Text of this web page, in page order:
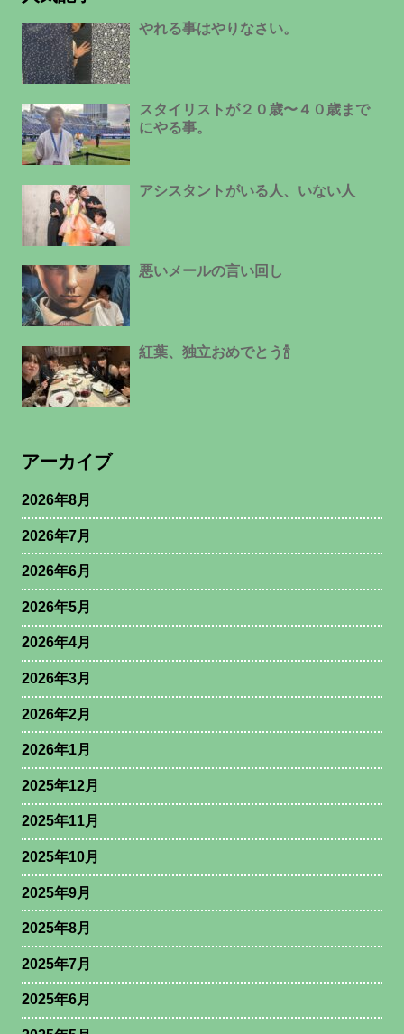
やれる事はやりなさい。
スタイリストが２０歳〜４０歳まで
にやる事。
アシスタントがいる人、いない人
悪いメールの言い回し
紅葉、独立おめでとう🍾
アーカイブ
2026年8月
2026年7月
2026年6月
2026年5月
2026年4月
2026年3月
2026年2月
2026年1月
2025年12月
2025年11月
2025年10月
2025年9月
2025年8月
2025年7月
2025年6月